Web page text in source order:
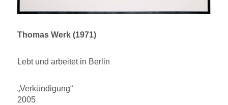
Thomas Werk (1971)
Lebt und arbeitet in Berlin
„Verkündigung“
2005